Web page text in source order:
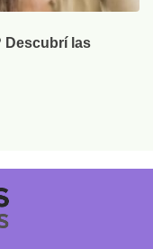
Descubrí las